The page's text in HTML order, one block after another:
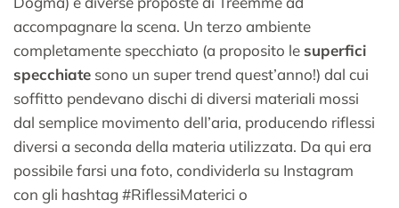
accompagnare la scena. Un terzo ambiente
completamente specchiato (a proposito le superfici
specchiate sono un super trend quest’anno!) dal cui
soffitto pendevano dischi di diversi materiali mossi
dal semplice movimento dell’aria, producendo riflessi
diversi a seconda della materia utilizzata. Da qui era
possibile farsi una foto, condividerla su Instagram
con gli hashtag #RiflessiMaterici o